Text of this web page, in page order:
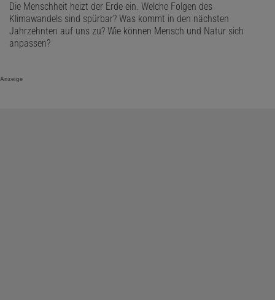
Die Menschheit heizt der Erde ein. Welche Folgen des
Klimawandels sind spürbar? Was kommt in den nächsten
Jahrzehnten auf uns zu? Wie können Mensch und Natur sich
anpassen?
Anzeige